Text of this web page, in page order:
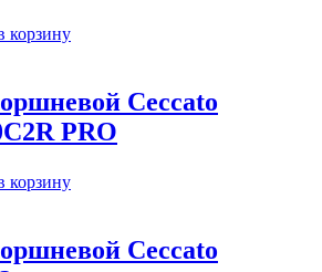
корзину
Ceccato
PRO
корзину
Ceccato